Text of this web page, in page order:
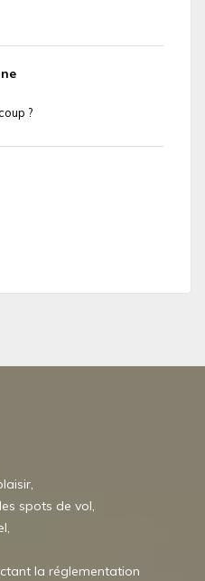
?
spots de vol,
la réglementation